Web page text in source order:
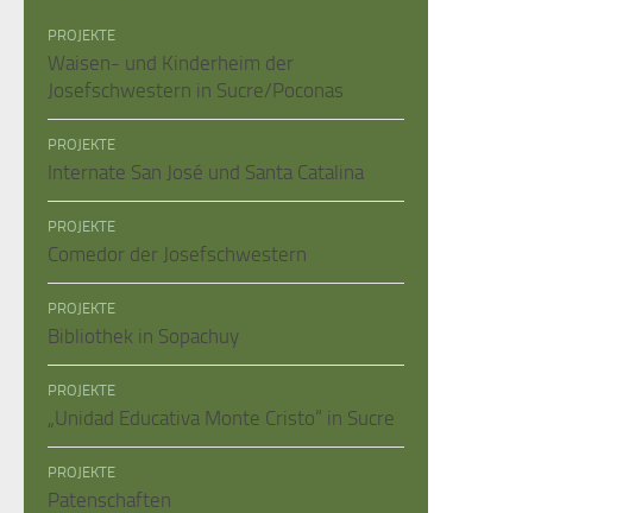
PROJEKTE
Waisen- und Kinderheim der
Josefschwestern in Sucre/Poconas
PROJEKTE
Internate San José und Santa Catalina
PROJEKTE
Comedor der Josefschwestern
PROJEKTE
Bibliothek in Sopachuy
PROJEKTE
„Unidad Educativa Monte Cristo“ in Sucre
PROJEKTE
Patenschaften